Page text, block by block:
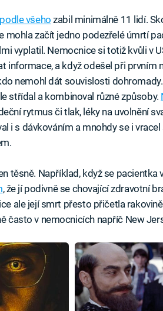
podle všeho zabil minimálně 11 lidí.
mohla začít jedno podezřelé úmrtí
vyplatil. Nemocnice si totiž kvůli v
informace, a když odešel při prvním
nemohl dát souvislosti
střídal a kombinoval různé způsoby.
rytmus či tlak, léky na uvolnění
i s dávkováním a mnohdy se i vracel
těsně. Například, když se
, že jí podivně se chovající zdravotní
ale její smrt přesto přičetla
často v nemocnicích napříč New